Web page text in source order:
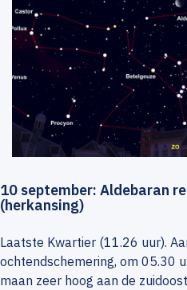
10 september: Aldebaran
(herkansing)
Laatste Kwartier (11.26 uur).
ochtendschemering, om 05.30
maan zeer hoog aan de